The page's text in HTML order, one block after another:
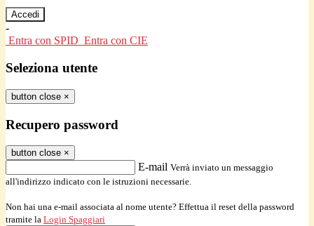
-
Entra con SPID Entra con CIE
Seleziona utente
button close ×
Recupero password
button close ×
E-mail Verrà inviato un messaggio
all'indirizzo indicato con le istruzioni necessarie.
Non hai una e-mail associata al nome utente? Effettua il reset della password
tramite la Login Spaggiari